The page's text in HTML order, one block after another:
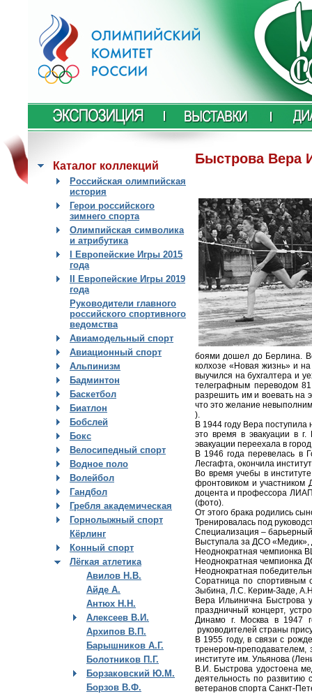
Каталог коллекций
Российская олимпийская
история
Герои российского
зимнего спорта
Олимпийская символика
и атрибутика
I Европейские Игры 2015
года
II Европейские Игры 2019
года
Руководители главного
российского спортивного
ведомства
Авиамодельный спорт
Авиационный спорт
Альпинизм
Бадминтон
Баскетбол
Биатлон
Бобслей
Бокс
Велосипедный спорт
Водное поло
Волейбол
Гандбол
Гребля академическая
Горнолыжный спорт
Кёрлинг
Конный спорт
Лёгкая атлетика
Авилов Н.В.
Айде А.
Антюх Н.Н.
Алексеев В.И.
Архипов В.П.
Барышников А.Г.
Болотников П.Г.
Борзаковский Ю.М.
Борзов В.Ф.
Быстрова Вера
боями дошел до Берлина.
колхозе «Новая жизнь» и
выучился на бухгалтера и
телеграфным переводом
разрешить им и воевать на
что это желание
).
В 1944 году Вера поступила
это время в эвакуации в г.
эвакуации переехала в
В 1946 года перевелась в
Лесгафта, окончила
Во время учебы в
фронтовиком и участником
доцента и профессора
(фото).
От этого брака родились
Тренировалась под
Специализация –
Выступала за ДСО
Неоднократная чемпионка
Неоднократная чемпионка
Неоднократная
Соратница по спортивным
Зыбина, Л.С. Керим-Заде,
Вера Ильинична Быстрова
праздничный концерт,
Динамо г. Москва в 1947
руководителей страны
В 1955 году, в связи с
тренером-преподавателем,
институте им. Ульянова
В.И. Быстрова удостоена
деятельность по развитию
ветеранов спорта Санкт-